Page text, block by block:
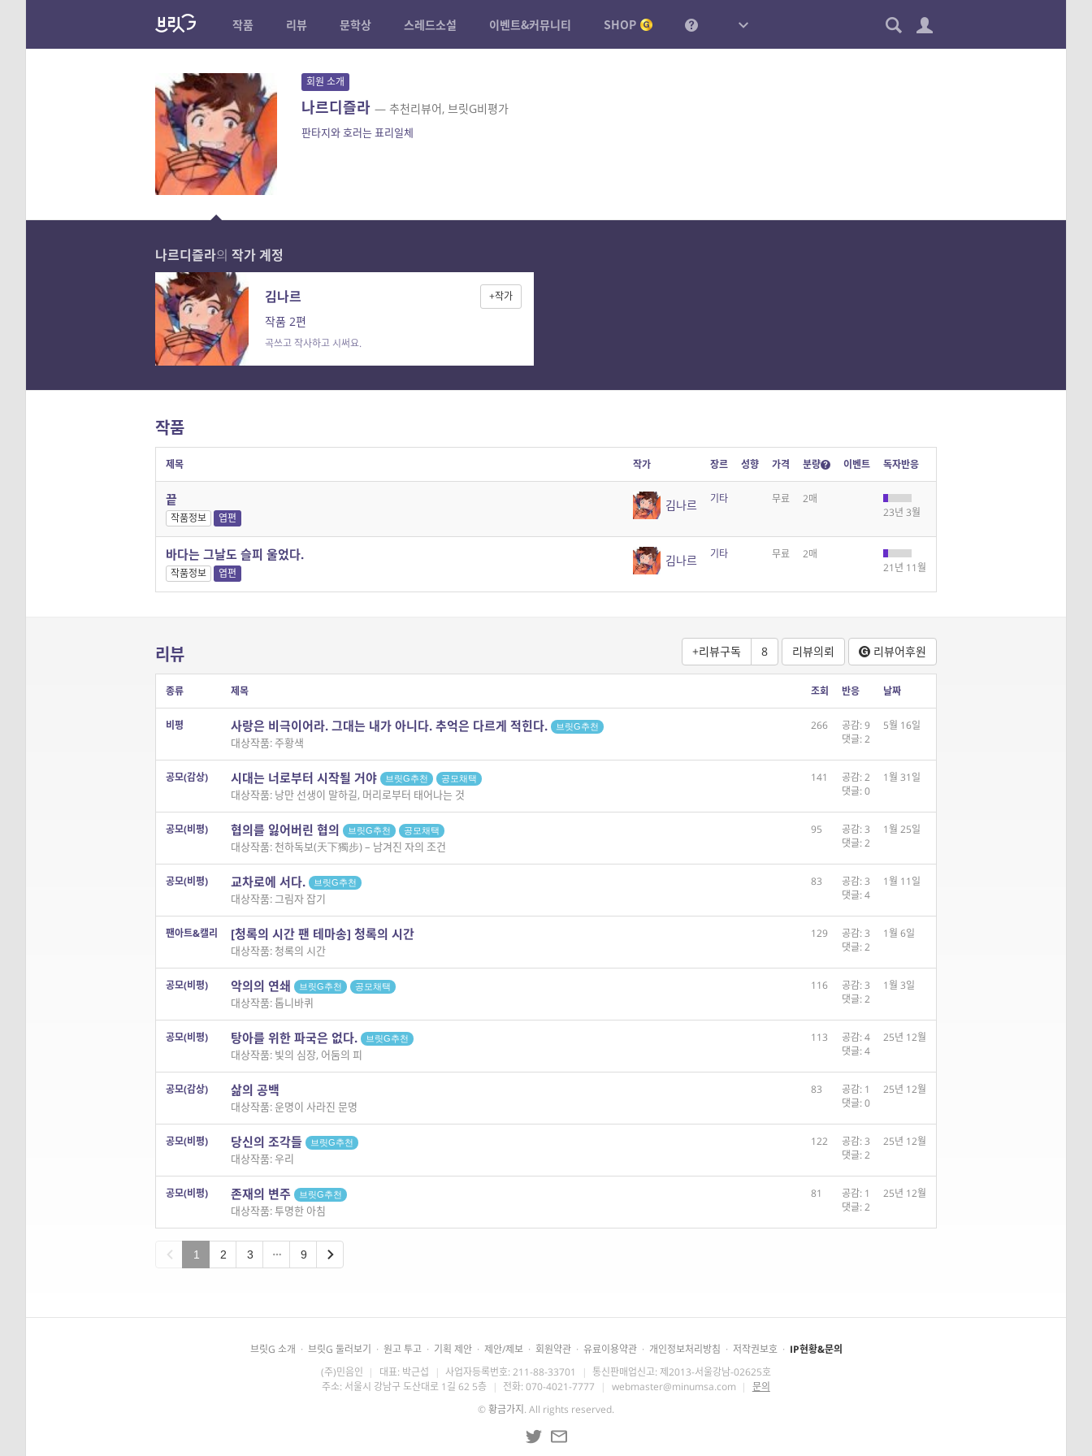
작품 리뷰 문학상 스레드소설 이벤트&커뮤니티 SHOP
회원 소개
나르디즐라 — 추천리뷰어, 브릿G비평가
판타지와 호러는 표리일체
나르디즐라의 작가 계정
김나르
작품 2편
곡쓰고 작사하고 시써요.
+작가
작품
제목 작가 장르 성향 가격 분량 이벤트 독자반응
끝
작품정보 엽편
김나르 기타 무료
2매
23년 3월
바다는 그날도 슬피 울었다.
작품정보 엽편
김나르 기타 무료
2매
21년 11월
리뷰 +리뷰구독 8 리뷰의뢰 리뷰어후원
종류 제목 조회 반응 날짜
비평 사랑은 비극이어라. 그대는 내가 아니다. 추억은 다르게 적힌다. 브릿G추천
대상작품: 주황색
266
공감: 9
댓글: 2
5월 16일
공모(감상) 시대는 너로부터 시작될 거야 브릿G추천 공모채택
대상작품: 낭만 선생이 말하길, 머리로부터 태어나는 것
141
공감: 2
댓글: 0
1월 31일
공모(비평) 협의를 잃어버린 협의 브릿G추천 공모채택
대상작품: 천하독보(天下獨步) – 남겨진 자의 조건
95
공감: 3
댓글: 2
1월 25일
공모(비평) 교차로에 서다. 브릿G추천
대상작품: 그림자 잡기
83
공감: 3
댓글: 4
1월 11일
팬아트&캘리 [청록의 시간 팬 테마송] 청록의 시간
대상작품: 청록의 시간
129
공감: 3
댓글: 2
1월 6일
공모(비평) 악의의 연쇄 브릿G추천 공모채택
대상작품: 톱니바퀴
116
공감: 3
댓글: 2
1월 3일
공모(비평) 탕아를 위한 파국은 없다. 브릿G추천
대상작품: 빛의 심장, 어둠의 피
113
공감: 4
댓글: 4
25년 12월
공모(감상) 삶의 공백
대상작품: 운명이 사라진 문명
83
공감: 1
댓글: 0
25년 12월
공모(비평) 당신의 조각들 브릿G추천
대상작품: 우리
122
공감: 3
댓글: 2
25년 12월
공모(비평) 존재의 변주 브릿G추천
대상작품: 투명한 아침
81
공감: 1
댓글: 2
25년 12월
1 2 3 9
브릿G 소개 · 브릿G 둘러보기 · 원고 투고 · 기획 제안 · 제안/제보 · 회원약관 · 유료이용약관 · 개인정보처리방침 · 저작권보호 · IP현황&문의
(주)민음인 | 대표: 박근섭 | 사업자등록번호: 211-88-33701 | 통신판매업신고: 제2013-서울강남-02625호
주소: 서울시 강남구 도산대로 1길 62 5층 | 전화: 070-4021-7777 | webmaster@minumsa.com | 문의
©황금가지 . All rights reserved.